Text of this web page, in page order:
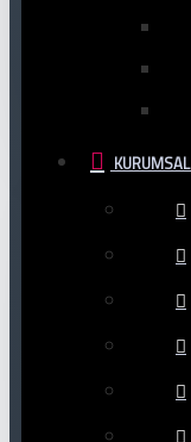
KURUMSAL